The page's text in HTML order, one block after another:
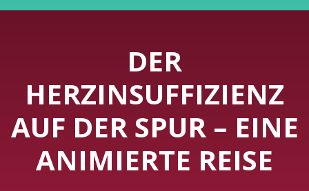
DER
HERZINSUFFIZIENZ
AUF DER SPUR – EINE
ANIMIERTE REISE